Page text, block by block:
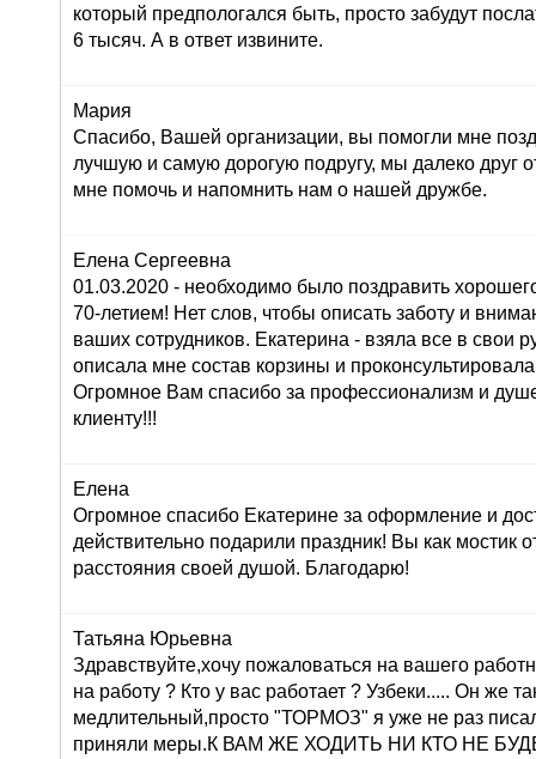
который предпологался быть, просто забудут
6 тысяч. А в ответ извините.
Мария
Спасибо, Вашей организации, вы помогли мне
лучшую и самую дорогую подругу, мы далеко друг
мне помочь и напомнить нам о нашей дружбе.
Елена Сергеевна
01.03.2020 - необходимо было поздравить
70-летием! Нет слов, чтобы описать заботу и
ваших сотрудников. Екатерина - взяла все в свои
описала мне состав корзины и
Огромное Вам спасибо за профессионализм и
клиенту!!!
Елена
Огромное спасибо Екатерине за оформление и
действительно подарили праздник! Вы как мостик
расстояния своей душой. Благодарю!
Татьяна Юрьевна
Здравствуйте,хочу пожаловаться на вашего
на работу ? Кто у вас работает ? Узбеки..... Он же
медлительный,просто "ТОРМОЗ" я уже не раз
приняли меры.К ВАМ ЖЕ ХОДИТЬ НИ КТО НЕ